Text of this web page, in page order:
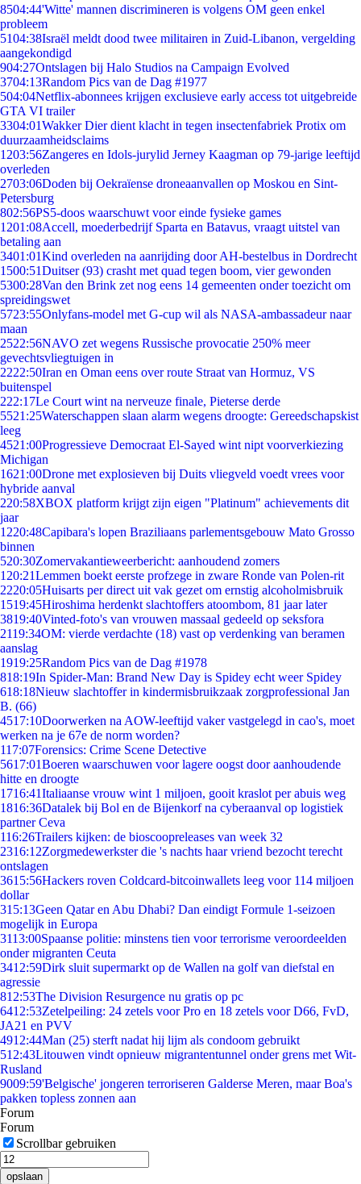
8504:44'Witte' mannen discrimineren is volgens OM geen enkel
probleem
5104:38Israël meldt dood twee militairen in Zuid-Libanon, vergelding
aangekondigd
904:27Ontslagen bij Halo Studios na Campaign Evolved
3704:13Random Pics van de Dag #1977
504:04Netflix-abonnees krijgen exclusieve early access tot uitgebreide
GTA VI trailer
3304:01Wakker Dier dient klacht in tegen insectenfabriek Protix om
duurzaamheidsclaims
1203:56Zangeres en Idols-jurylid Jerney Kaagman op 79-jarige leeftijd
overleden
2703:06Doden bij Oekraïense droneaanvallen op Moskou en Sint-
Petersburg
802:56PS5-doos waarschuwt voor einde fysieke games
1201:08Accell, moederbedrijf Sparta en Batavus, vraagt uitstel van
betaling aan
3401:01Kind overleden na aanrijding door AH-bestelbus in Dordrecht
1500:51Duitser (93) crasht met quad tegen boom, vier gewonden
5300:28Van den Brink zet nog eens 14 gemeenten onder toezicht om
spreidingswet
5723:55Onlyfans-model met G-cup wil als NASA-ambassadeur naar
maan
2522:56NAVO zet wegens Russische provocatie 250% meer
gevechtsvliegtuigen in
2222:50Iran en Oman eens over route Straat van Hormuz, VS
buitenspel
222:17Le Court wint na nerveuze finale, Pieterse derde
5521:25Waterschappen slaan alarm wegens droogte: Gereedschapskist
leeg
4521:00Progressieve Democraat El-Sayed wint nipt voorverkiezing
Michigan
1621:00Drone met explosieven bij Duits vliegveld voedt vrees voor
hybride aanval
220:58XBOX platform krijgt zijn eigen "Platinum" achievements dit
jaar
1220:48Capibara's lopen Braziliaans parlementsgebouw Mato Grosso
binnen
520:30Zomervakantieweerbericht: aanhoudend zomers
1 20:21Lemmen boekt eerste profzege in zware Ronde van Polen-rit
2220:05Huisarts per direct uit vak gezet om ernstig alcoholmisbruik
1519:45Hiroshima herdenkt slachtoffers atoombom, 81 jaar later
3819:40Vinted-foto's van vrouwen massaal gedeeld op seksfora
2119:34OM: vierde verdachte (18) vast op verdenking van beramen
aanslag
1919:25Random Pics van de Dag #1978
818:19In Spider-Man: Brand New Day is Spidey echt weer Spidey
618:18Nieuw slachtoffer in kindermisbruikzaak zorgprofessional Jan
B. (66)
4517:10Doorwerken na AOW-leeftijd vaker vastgelegd in cao's, moet
werken na je 67e de norm worden?
117:07Forensics: Crime Scene Detective
5617:01Boeren waarschuwen voor lagere oogst door aanhoudende
hitte en droogte
1716:41Italiaanse vrouw wint 1 miljoen, gooit kraslot per abuis weg
1816:36Datalek bij Bol en de Bijenkorf na cyberaanval op logistiek
partner Ceva
116:26Trailers kijken: de bioscoopreleases van week 32
2316:12Zorgmedewerkster die 's nachts haar vriend bezocht terecht
ontslagen
3615:56Hackers roven Coldcard-bitcoinwallets leeg voor 114 miljoen
dollar
315:13Geen Qatar en Abu Dhabi? Dan eindigt Formule 1-seizoen
mogelijk in Europa
3113:00Spaanse politie: minstens tien voor terrorisme veroordeelden
onder migranten Ceuta
3412:59Dirk sluit supermarkt op de Wallen na golf van diefstal en
agressie
812:53The Division Resurgence nu gratis op pc
6412:53Zetelpeiling: 24 zetels voor Pro en 18 zetels voor D66, FvD,
JA21 en PVV
4912:44Man (25) sterft nadat hij lijm als condoom gebruikt
512:43Litouwen vindt opnieuw migrantentunnel onder grens met Wit-
Rusland
9009:59'Belgische' jongeren terroriseren Galderse Meren, maar Boa's
pakken topless zonnen aan
Forum
Forum
Scrollbar gebruiken
opslaan